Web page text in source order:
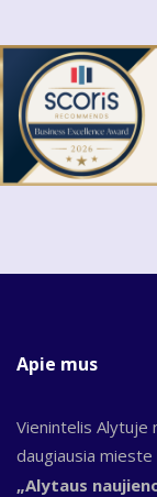
Apie mus
Vienintelis Alytuje
daugiausia
„Alytaus